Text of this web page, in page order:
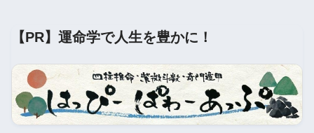
【PR】運命学で人生を豊かに！